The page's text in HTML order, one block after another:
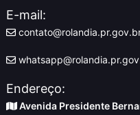
E-mail:
Endereço:
Avenida Presidente